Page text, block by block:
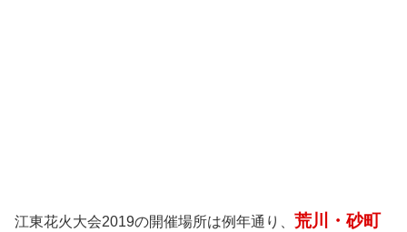
江東花火大会2019の開催場所は例年通り、 荒川・砂町